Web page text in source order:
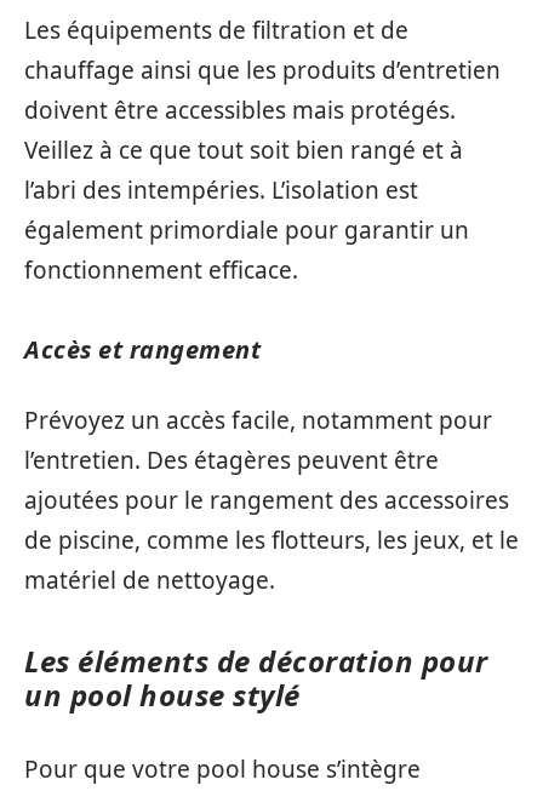
Les équipements de filtration et de
chauffage ainsi que les produits d’entretien
doivent être accessibles mais protégés.
Veillez à ce que tout soit bien rangé et à
l’abri des intempéries. L’isolation est
également primordiale pour garantir un
fonctionnement efficace.
Accès et rangement
Prévoyez un accès facile, notamment pour
l’entretien. Des étagères peuvent être
ajoutées pour le rangement des accessoires
de piscine, comme les flotteurs, les jeux, et le
matériel de nettoyage.
Les éléments de décoration pour
un pool house stylé
Pour que votre pool house s’intègre